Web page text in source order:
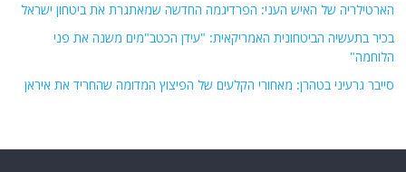
הארטילריה של האיש העני: הפרדיגמה החדשה שמאתגרת את ביטחון ישראל
בכיר בתעשיה הביטחונית האמריקאית: "עידן הכטב"מים משנה את פני
הלוחמה"
סייבר גרעיני בטהרן: מאחורי הקלעים של הפיצוץ המדומה שהחריד את איראן